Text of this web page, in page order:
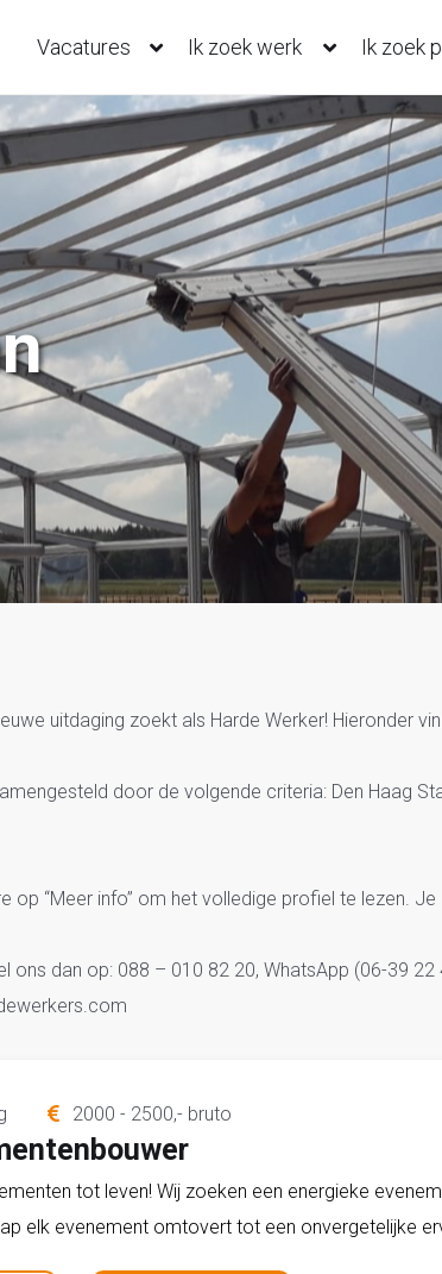
Vacatures Ik zoek werk Ik zoek
Den Haag
uitdaging zoekt als Harde Werker! Hieronder
door de volgende criteria: Den Haag
op “Meer info” om het volledige profiel te lezen.
ons dan op: 088 – 010 82 20, WhatsApp (06-39
2000 - 2500,- bruto
tot leven! Wij zoeken een energieke
elk evenement omtovert tot een onvergetelijke